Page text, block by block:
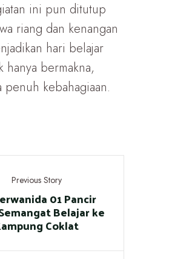
ini pun ditutup
riang dan kenangan
hari belajar
hanya bermakna,
penuh kebahagiaan.
Previous Story
01 Pancir
Belajar ke
Coklat